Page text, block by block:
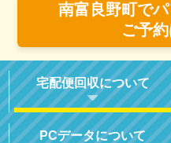
南富良野町で
ご予
宅配便回収について
PCデータについて